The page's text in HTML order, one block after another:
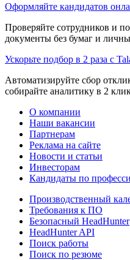
Оформляйте кандидатов
Проверяйте сотрудников и
документы без бумаг и
Ускорьте подбор в 2 раза с
Автоматизируйте сбор
собирайте аналитику в 2
О компании
Наши вакансии
Партнерам
Реклама на сайте
Новости и статьи
Инвесторам
Кандидаты по
Производственный
Требования к ПО
Безопасный HeadHunter
HeadHunter API
Поиск работы
Поиск по резюме